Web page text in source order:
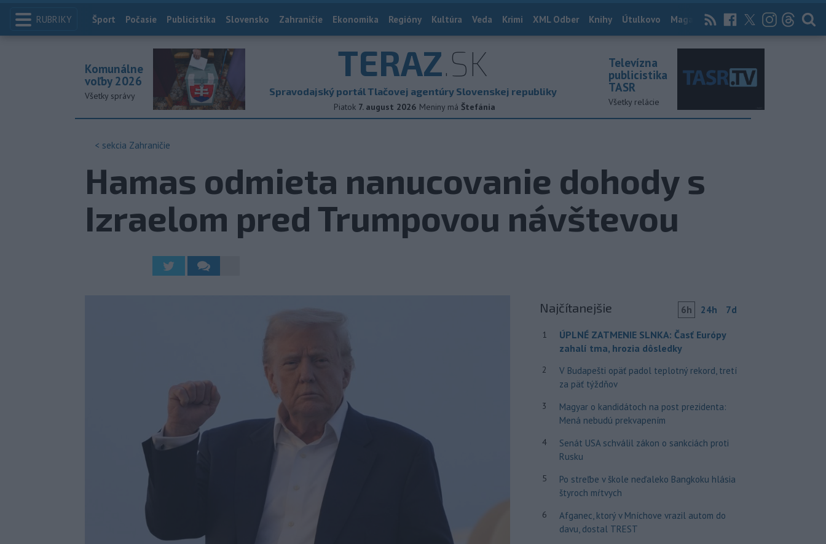
RUBRIKY Index
Šport Počasie Publicistika Slovensko Zahraničie Ekonomika Regióny Kultúra Veda Krimi XML Odber Knihy Útulkovo Magazín News Now Archív
TERAZ.SK
Spravodajský portál Tlačovej agentúry Slovenskej republiky
Piatok 7. august 2026 Meniny má Štefánia
Komunálne
voľby 2026
Všetky správy
Televízna
publicistika
TASR
Všetky relácie
< sekcia Zahraničie
Hamas odmieta nanucovanie dohody s
Izraelom pred Trumpovou návštevou
Najčítanejšie 6h 24h 7d
1
ÚPLNÉ ZATMENIE SLNKA: Časť Európy
zahalí tma, hrozia dôsledky
2
V Budapešti opäť padol teplotný rekord, tretí
za päť týždňov
3
Magyar o kandidátoch na post prezidenta:
Mená nebudú prekvapením
4
Senát USA schválil zákon o sankciách proti
Rusku
5
Po streľbe v škole neďaleko Bangkoku hlásia
štyroch mŕtvych
6
Afganec, ktorý v Mníchove vrazil autom do
davu, dostal TREST